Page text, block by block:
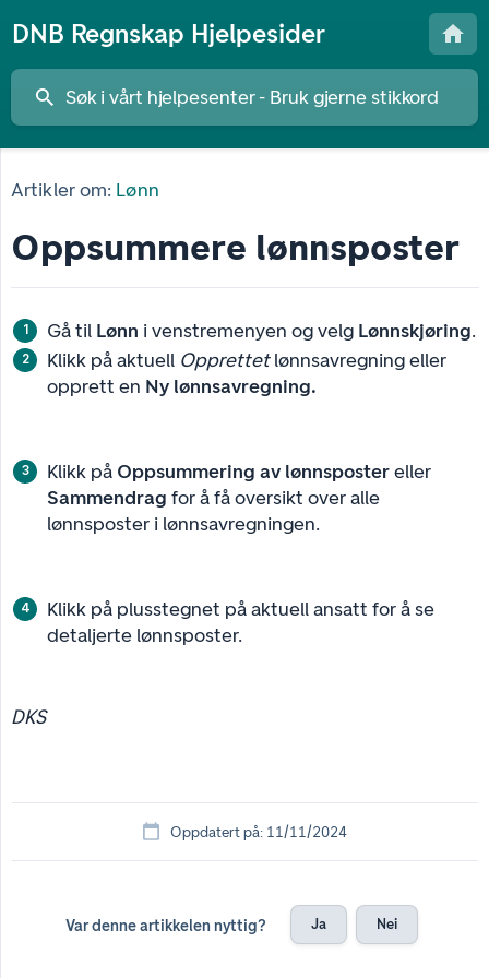
DNB Regnskap Hjelpesider
Artikler om: Lønn
Oppsummere lønnsposter
Gå til Lønn i venstremenyen og velg Lønnskjøring.
Klikk på aktuell Opprettetlønnsavregning eller
opprett en Ny lønnsavregning.
Klikk på Oppsummering av lønnspostereller
Sammendrag for å få oversikt over alle
lønnsposter i lønnsavregningen.
Klikk på plusstegnet på aktuell ansatt for å se
detaljerte lønnsposter.
DKS
Oppdatert på: 11/11/2024
Var denne artikkelen nyttig? Ja Nei